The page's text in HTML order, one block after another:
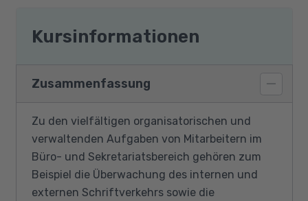
Kursinformationen
Zusammenfassung
Zu den vielfältigen organisatorischen und
verwaltenden Aufgaben von Mitarbeitern im
Büro- und Sekretariatsbereich gehören zum
Beispiel die Überwachung des internen und
externen Schriftverkehrs sowie die